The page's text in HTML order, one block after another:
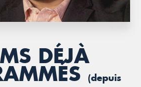
DÉJÀ
(depuis